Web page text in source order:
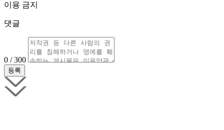
이용 금지
댓글
0 / 300